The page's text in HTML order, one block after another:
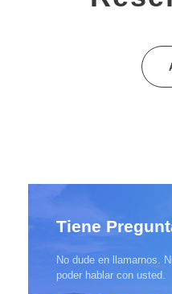
Tiene
No dude en llamarnos.
poder hablar con usted.